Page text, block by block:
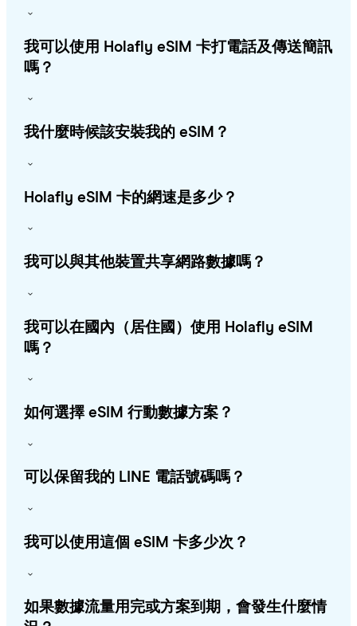
我可以使用 Holafly eSIM 卡打電話及傳送簡訊
嗎？
我什麼時候該安裝我的 eSIM？
Holafly eSIM 卡的網速是多少？
我可以與其他裝置共享網路數據嗎？
我可以在國內（居住國）使用 Holafly eSIM
嗎？
如何選擇 eSIM 行動數據方案？
可以保留我的 LINE 電話號碼嗎？
我可以使用這個 eSIM 卡多少次？
如果數據流量用完或方案到期，會發生什麼情